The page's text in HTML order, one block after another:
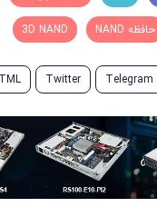
حافظه NAND 3D NAND
Telegram
Twitter